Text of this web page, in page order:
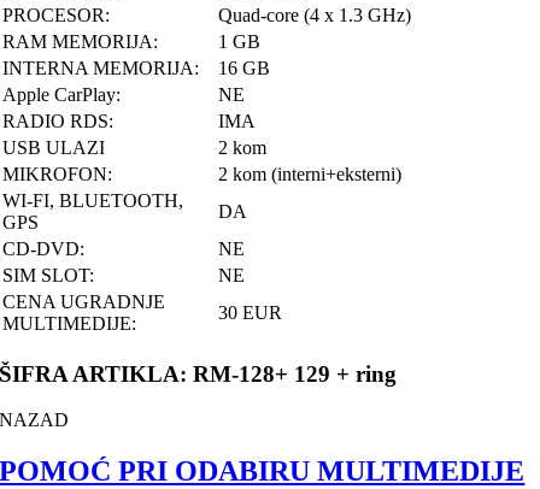
PROCESOR:
Quad-core (4 x 1.3 GHz)
RAM MEMORIJA:
1 GB
INTERNA MEMORIJA:
16 GB
Apple CarPlay:
NE
RADIO RDS:
IMA
USB ULAZI
2 kom
MIKROFON:
2 kom (interni+eksterni)
WI-FI, BLUETOOTH,
GPS
DA
CD-DVD:
NE
SIM SLOT:
NE
CENA UGRADNJE
MULTIMEDIJE:
30 EUR
ŠIFRA ARTIKLA: RM-128+ 129 + ring
NAZAD
POMOĆ PRI ODABIRU MULTIMEDIJE